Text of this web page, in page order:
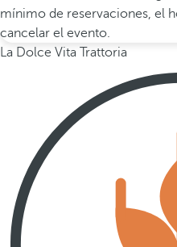
mínimo de reservaciones, el
cancelar el evento.
La Dolce Vita Trattoria